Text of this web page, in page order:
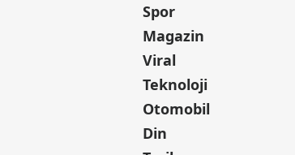
Spor
Magazin
Viral
Teknoloji
Otomobil
Din